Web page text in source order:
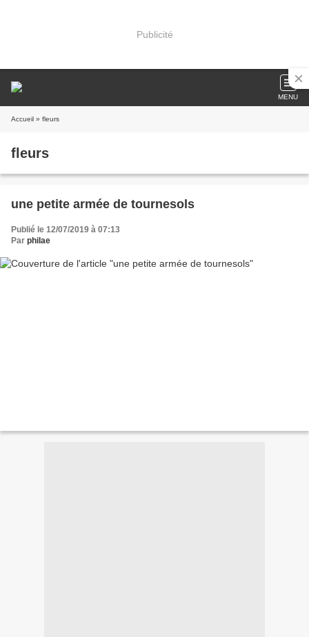
Publicité
MENU
Accueil » fleurs
fleurs
une petite armée de tournesols
Publié le 12/07/2019 à 07:13
Par philae